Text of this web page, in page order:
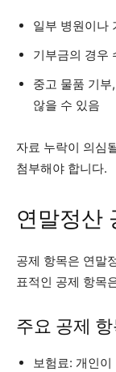
일부 병원이나
기부금의 경우
중고 물품 기
않을 수 있음
자료 누락이 의심
첨부해야 합니다.
연말정산
공제 항목은 연말
표적인 공제 항목
주요 공제
보험료: 개인